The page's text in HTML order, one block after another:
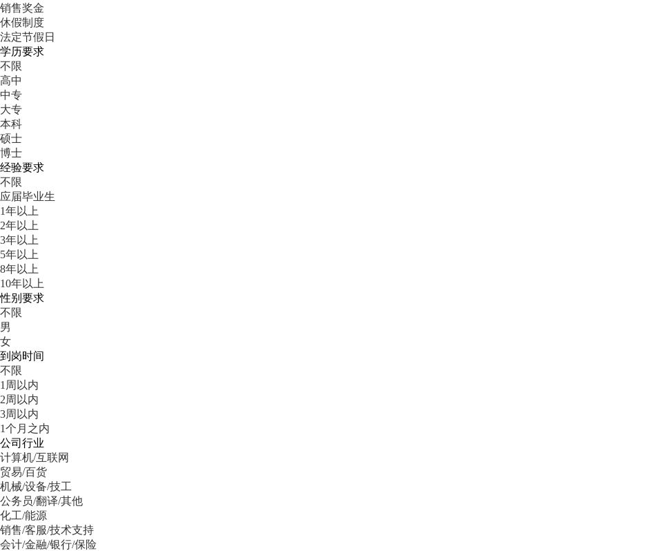
销售奖金
休假制度
法定节假日
学历要求
不限
高中
中专
大专
本科
硕士
博士
经验要求
不限
应届毕业生
1年以上
2年以上
3年以上
5年以上
8年以上
10年以上
性别要求
不限
男
女
到岗时间
不限
1周以内
2周以内
3周以内
1个月之内
公司行业
计算机/互联网
贸易/百货
机械/设备/技工
公务员/翻译/其他
化工/能源
销售/客服/技术支持
会计/金融/银行/保险